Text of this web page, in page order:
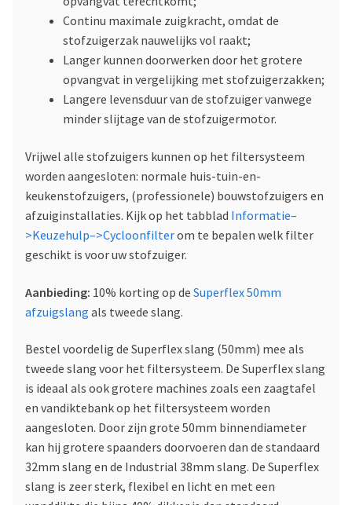
Continu maximale zuigkracht, omdat de
stofzuigerzak nauwelijks vol raakt;
Langer kunnen doorwerken door het grotere
opvangvat in vergelijking met stofzuigerzakken;
Langere levensduur van de stofzuiger vanwege
minder slijtage van de stofzuigermotor.
Vrijwel alle stofzuigers kunnen op het filtersysteem
worden aangesloten: normale huis-tuin-en-
keukenstofzuigers, (professionele) bouwstofzuigers en
afzuiginstallaties. Kijk op het tabblad Informatie–
>Keuzehulp–>Cycloonfilterom te bepalen welk filter
geschikt is voor uw stofzuiger.
Aanbieding: 10% korting op de Superflex 50mm
afzuigslang als tweede slang.
Bestel voordelig de Superflex slang (50mm) mee als
tweede slang voor het filtersysteem. De Superflex slang
is ideaal als ook grotere machines zoals een zaagtafel
en vandiktebank op het filtersysteem worden
aangesloten. Door zijn grote 50mm binnendiameter
kan hij grotere spaanders doorvoeren dan de standaard
32mm slang en de Industrial 38mm slang. De Superflex
slang is zeer sterk, flexibel en licht en met een